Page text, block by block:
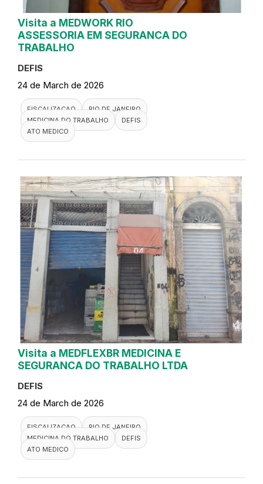
Visita a MEDWORK RIO
ASSESSORIA EM SEGURANCA DO
TRABALHO
DEFIS
24 de March de 2026
FISCALIZACAO
RIO DE JANEIRO
MEDICINA DO TRABALHO
DEFIS
ATO MEDICO
Visita a MEDFLEXBR MEDICINA E
SEGURANCA DO TRABALHO LTDA
DEFIS
24 de March de 2026
FISCALIZACAO
RIO DE JANEIRO
MEDICINA DO TRABALHO
DEFIS
ATO MEDICO